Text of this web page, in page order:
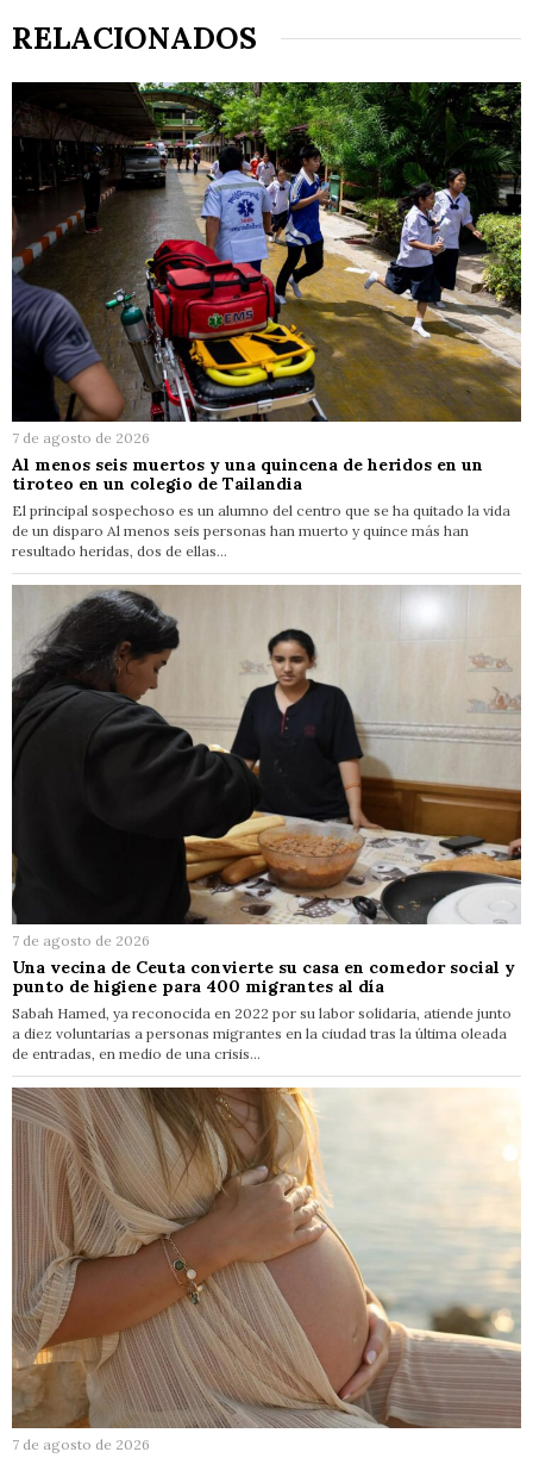
RELACIONADOS
7 de agosto de 2026
Al menos seis muertos y una quincena de heridos en un
tiroteo en un colegio de Tailandia
El principal sospechoso es un alumno del centro que se ha quitado la vida
de un disparo Al menos seis personas han muerto y quince más han
resultado heridas, dos de ellas…
7 de agosto de 2026
Una vecina de Ceuta convierte su casa en comedor social y
punto de higiene para 400 migrantes al día
Sabah Hamed, ya reconocida en 2022 por su labor solidaria, atiende junto
a diez voluntarias a personas migrantes en la ciudad tras la última oleada
de entradas, en medio de una crisis…
7 de agosto de 2026